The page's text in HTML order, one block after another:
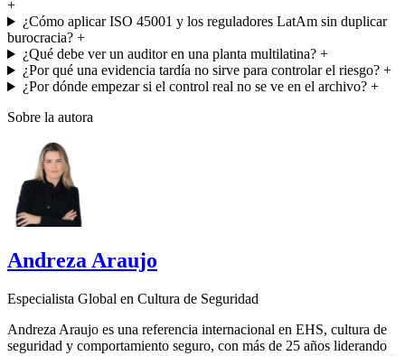
+
¿Cómo aplicar ISO 45001 y los reguladores LatAm sin duplicar
burocracia? +
¿Qué debe ver un auditor en una planta multilatina?+
¿Por qué una evidencia tardía no sirve para controlar el riesgo?+
¿Por dónde empezar si el control real no se ve en el archivo?+
Sobre la autora
Andreza Araujo
Especialista Global en Cultura de Seguridad
Andreza Araujo es una referencia internacional en EHS, cultura de
seguridad y comportamiento seguro, con más de 25 años liderando